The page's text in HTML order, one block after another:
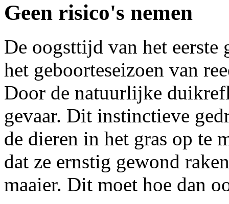
Geen risico's nemen
De oogsttijd van het eerste
het geboorteseizoen van
Door de natuurlijke
gevaar. Dit instinctieve
de dieren in het gras op te
dat ze ernstig gewond
maaier. Dit moet hoe dan